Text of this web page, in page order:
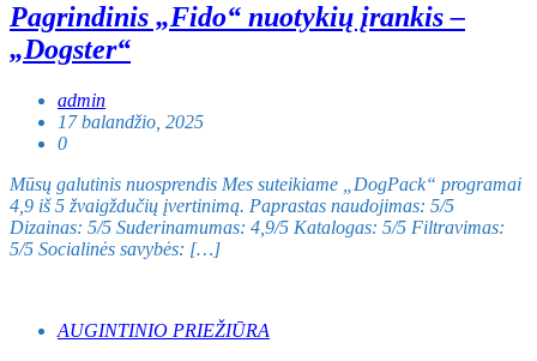
Pagrindinis „Fido“ nuotykių įrankis –
„Dogster“
admin
17 balandžio, 2025
0
Mūsų galutinis nuosprendis Mes suteikiame „DogPack“ programai
4,9 iš 5 žvaigždučių įvertinimą. Paprastas naudojimas: 5/5
Dizainas: 5/5 Suderinamumas: 4,9/5 Katalogas: 5/5 Filtravimas:
5/5 Socialinės savybės: […]
AUGINTINIO PRIEŽIŪRA